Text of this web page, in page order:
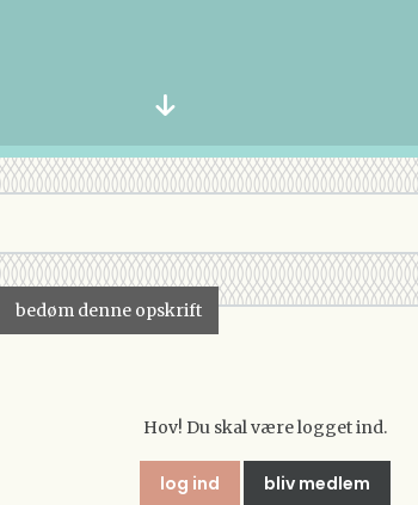
bedøm denne opskrift
Hov! Du skal være logget ind.
log ind bliv medlem